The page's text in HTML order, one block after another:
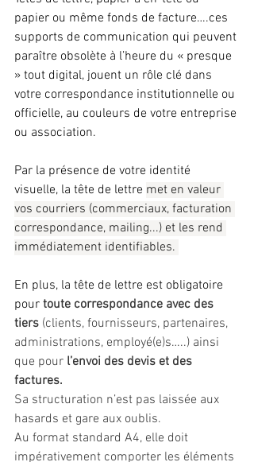
papier ou même fonds de facture….ces
supports de communication qui peuvent
paraître obsolète à l’heure du « presque
» tout digital, jouent un rôle clé dans
votre correspondance institutionnelle ou
officielle, au couleurs de votre entreprise
ou association.
Par la présence de votre identité
visuelle, la tête de lettre met en valeur
vos courriers (commerciaux, facturation
correspondance, mailing...) et les rend
immédiatement identifiables.
En plus, la tête de lettre est obligatoire
pour toute correspondance avec des
tiers (clients, fournisseurs, partenaires,
administrations, employé(e)s…..) ainsi
que pour l’envoi des devis et des
factures.
Sa structuration n’est pas laissée aux
hasards et gare aux oublis.
Au format standard A4, elle doit
impérativement comporter les éléments